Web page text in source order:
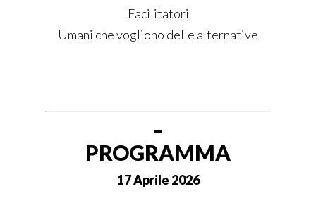
Facilitatori
Umani che vogliono delle alternative
–
PROGRAMMA
17 Aprile 2026